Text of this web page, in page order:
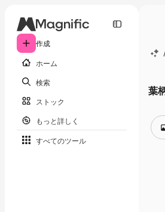
作成
ホーム
検索
ストック
もっと詳しく
すべてのツール
葉